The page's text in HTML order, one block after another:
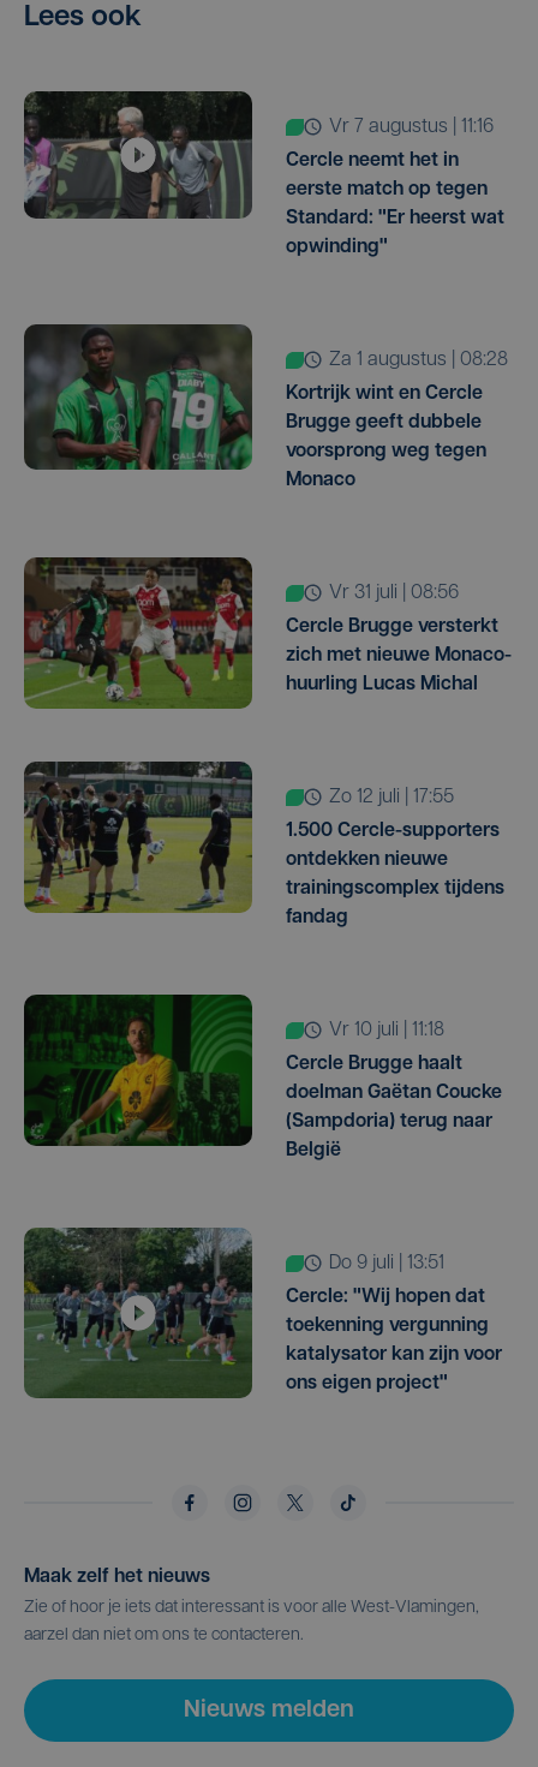
Lees ook
vr 7 augustus | 11:16
Cercle neemt het in
eerste match op tegen
Standard: "Er heerst wat
opwinding"
za 1 augustus | 08:28
Kortrijk wint en Cercle
Brugge geeft dubbele
voorsprong weg tegen
Monaco
vr 31 juli | 08:56
Cercle Brugge versterkt
zich met nieuwe Monaco-
huurling Lucas Michal
zo 12 juli | 17:55
1.500 Cercle-supporters
ontdekken nieuwe
trainingscomplex tijdens
fandag
vr 10 juli | 11:18
Cercle Brugge haalt
doelman Gaëtan Coucke
(Sampdoria) terug naar
België
do 9 juli | 13:51
Cercle: "Wij hopen dat
toekenning vergunning
katalysator kan zijn voor
ons eigen project"
Maak zelf het nieuws
Zie of hoor je iets dat interessant is voor alle West-Vlamingen,
aarzel dan niet om ons te contacteren.
Nieuws melden